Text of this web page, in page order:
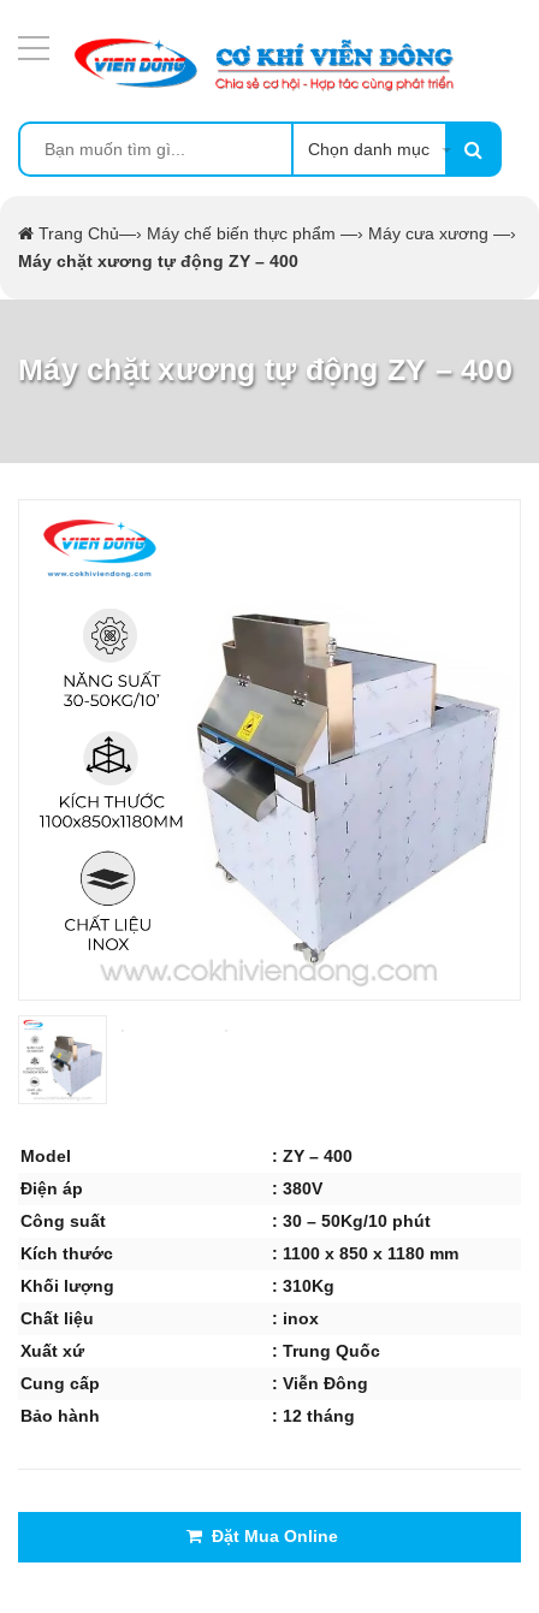
Chọn danh mục
Trang Chủ—› Máy chế biến thực phẩm —› Máy cưa xương —›
Máy chặt xương tự động ZY – 400
Máy chặt xương tự động ZY – 400
Model
: ZY – 400
Điện áp
: 380V
Công suất
: 30 – 50Kg/10 phút
Kích thước
: 1100 x 850 x 1180 mm
Khối lượng
: 310Kg
Chất liệu
: inox
Xuất xứ
: Trung Quốc
Cung cấp
: Viễn Đông
Bảo hành
: 12 tháng
Đặt Mua Online
MÁY ÉP MÍA TẠO BỌT
MÁY RỬA BÁT SIÊU ÂM
THIẾT BỊ NHÀ BẾP CAO CẤP
MÁY CHẾ BIẾN NÔNG SẢN
THIẾT BỊ LÀM ĐỒ ĂN NHANH
THIẾT BỊ LÀM BÁNH
MÁY ĐÓNG GÓI THỰC PHẨM
THIẾT BỊ LẠNH
UNCATEGORIZED